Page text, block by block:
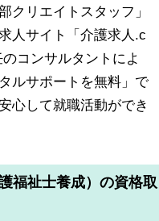
クリエイトスタッフ」
人サイト「介護求人.c
コンサルタントによ
ルサポートを無料」で
心して就職活動ができ
福祉士養成）の資格取